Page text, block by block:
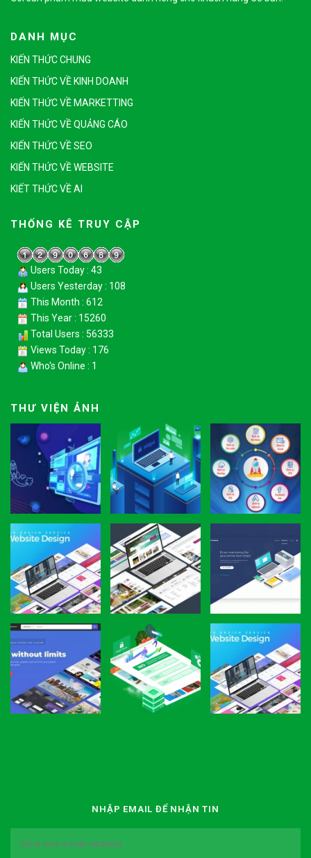
DANH MỤC
KIẾN THỨC CHUNG
KIẾN THỨC VỀ KINH DOANH
KIẾN THỨC VỀ MARKETTING
KIẾN THỨC VỀ QUẢNG CÁO
KIẾN THỨC VỀ SEO
KIẾN THỨC VỀ WEBSITE
KIẾT THỨC VỀ AI
THỐNG KÊ TRUY CẬP
Users Today : 43
Users Yesterday : 108
This Month : 612
This Year : 15260
Total Users : 56333
Views Today : 176
Who's Online : 1
THƯ VIỆN ẢNH
NHẬP EMAIL ĐỂ NHẬN TIN